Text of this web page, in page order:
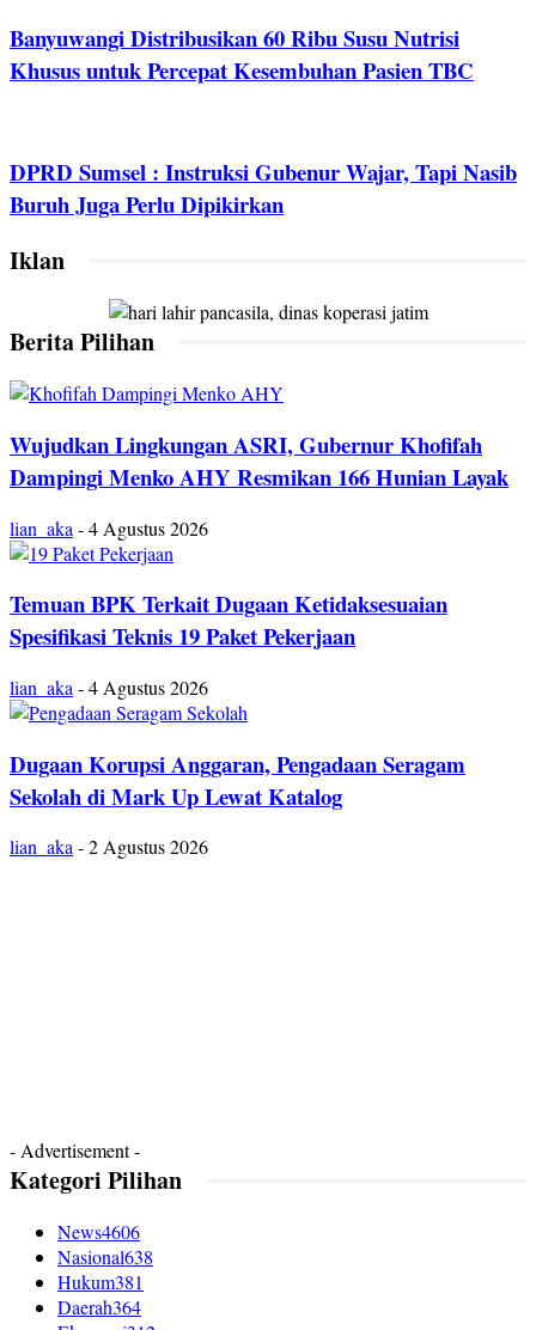
Banyuwangi Distribusikan 60 Ribu Susu Nutrisi
Khusus untuk Percepat Kesembuhan Pasien TBC
DPRD Sumsel : Instruksi Gubenur Wajar, Tapi Nasib
Buruh Juga Perlu Dipikirkan
Iklan
Berita Pilihan
Wujudkan Lingkungan ASRI, Gubernur Khofifah
Dampingi Menko AHY Resmikan 166 Hunian Layak
lian_aka -4 Agustus 2026
Temuan BPK Terkait Dugaan Ketidaksesuaian
Spesifikasi Teknis 19 Paket Pekerjaan
lian_aka -4 Agustus 2026
Dugaan Korupsi Anggaran, Pengadaan Seragam
Sekolah di Mark Up Lewat Katalog
lian_aka-2 Agustus 2026
- Advertisement -
Kategori Pilihan
News4606
Nasional638
Hukum381
Daerah364